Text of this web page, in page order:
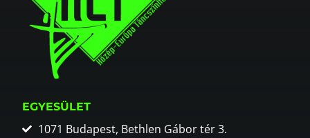
EGYESÜLET
1071 Budapest, Bethlen Gábor tér 3.